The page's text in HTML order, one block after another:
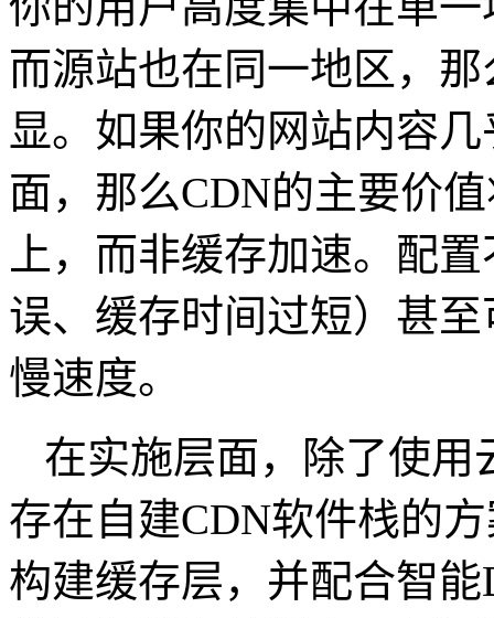
而源站也在同一地区，那
显。如果你的网站内容
面，那么CDN的主要价
上，而非缓存加速。配
误、缓存时间过短）甚
慢速度。
在实施层面，除了使用
存在自建CDN软件栈的
构建缓存层，并配合智能